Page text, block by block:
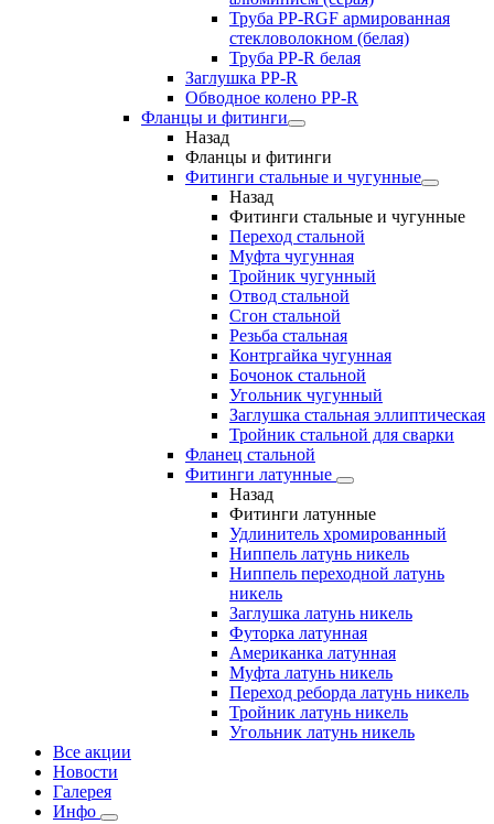
Труба PP-RGF армированная
стекловолокном (белая)
Труба РР-R белая
Заглушка PP-R
Обводное колено PP-R
Фланцы и фитинги
Назад
Фланцы и фитинги
Фитинги стальные и чугунные
Назад
Фитинги стальные и чугунные
Переход стальной
Муфта чугунная
Тройник чугунный
Отвод стальной
Сгон стальной
Резьба стальная
Контргайка чугунная
Бочонок стальной
Угольник чугунный
Заглушка стальная эллиптическая
Тройник стальной для сварки
Фланец стальной
Фитинги латунные
Назад
Фитинги латунные
Удлинитель хромированный
Ниппель латунь никель
Ниппель переходной латунь
никель
Заглушка латунь никель
Футорка латунная
Американка латунная
Муфта латунь никель
Переход реборда латунь никель
Тройник латунь никель
Угольник латунь никель
Все акции
Новости
Галерея
Инфо